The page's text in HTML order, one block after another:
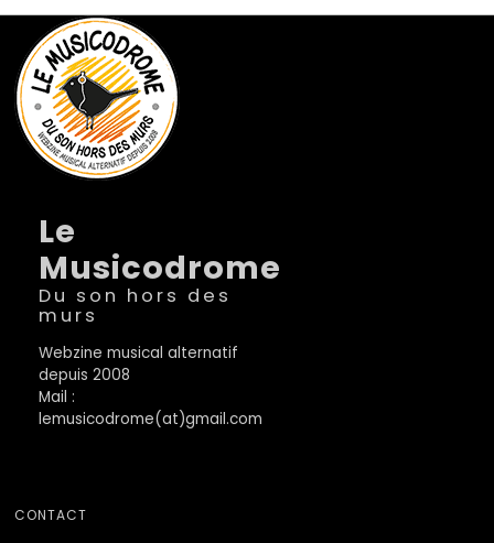
Le
Musicodrome
Du son hors des
murs
Webzine musical alternatif
depuis 2008
Mail :
lemusicodrome(at)gmail.com
CONTACT